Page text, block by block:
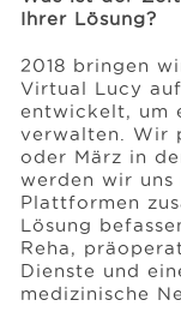
Ihrer Lösung?
2018 bringen
Virtual Lucy
entwickelt, um
verwalten. Wir
oder März in
werden wir
Plattformen
Lösung
Reha,
Dienste und
medizinische